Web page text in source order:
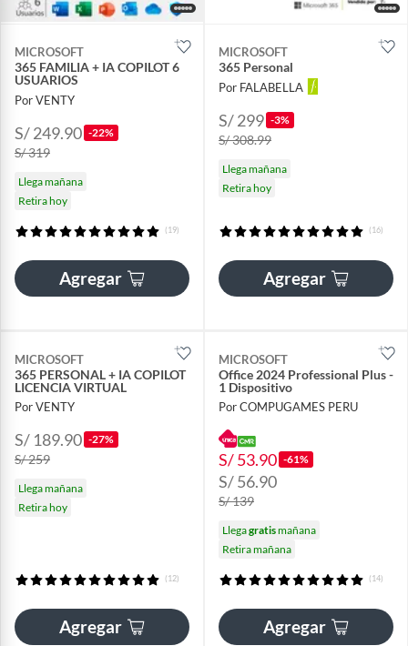
MICROSOFT
365 FAMILIA + IA COPILOT 6
USUARIOS
Por VENTY
S/ 249.90 -22%
S/ 319
Llega mañana
Retira hoy
(19)
Agregar
MICROSOFT
365 Personal
Por FALABELLA
S/ 299 -3%
S/ 308.99
Llega mañana
Retira hoy
(16)
Agregar
MICROSOFT
365 PERSONAL + IA COPILOT
LICENCIA VIRTUAL
Por VENTY
S/ 189.90 -27%
S/ 259
Llega mañana
Retira hoy
(12)
Agregar
MICROSOFT
Office 2024 Professional Plus -
1 Dispositivo
Por COMPUGAMES PERU
S/ 53.90 -61%
S/ 56.90
S/ 139
Llegagratismañana
Retira mañana
(14)
Agregar